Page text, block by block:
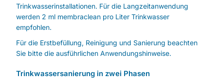
Trinkwasserinstallationen. Für die Langzeitanwendung
werden 2 ml membraclean pro Liter Trinkwasser
empfohlen.
Für die Erstbefüllung, Reinigung und Sanierung beachten
Sie bitte die ausführlichen Anwendungshinweise.
Trinkwassersanierung in zwei Phasen